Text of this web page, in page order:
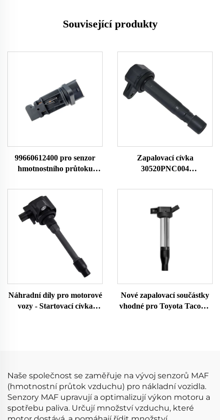
Související produkty
99660612400 pro senzor
hmotnostního průtoku
Meter 0280218009 MF080
38714 7516222
213719708010 86222
0891058 99660612400
Zapalovací cívka
30520PNC004
DELPHI GN10370 DENSO
IGC0186 pro Honda Auto
Zundspule
Náhradní díly pro motorové
vozy - Startovací cívka
cívka
Nové zapalovací součástky
vhodné pro Toyota Tacoma
Naše společnost se zaměřuje na vývoj senzorů MAF
(hmotnostní průtok vzduchu) pro nákladní vozidla.
Senzory MAF upravují a optimalizují výkon motoru a
spotřebu paliva. Určují množství vzduchu, které